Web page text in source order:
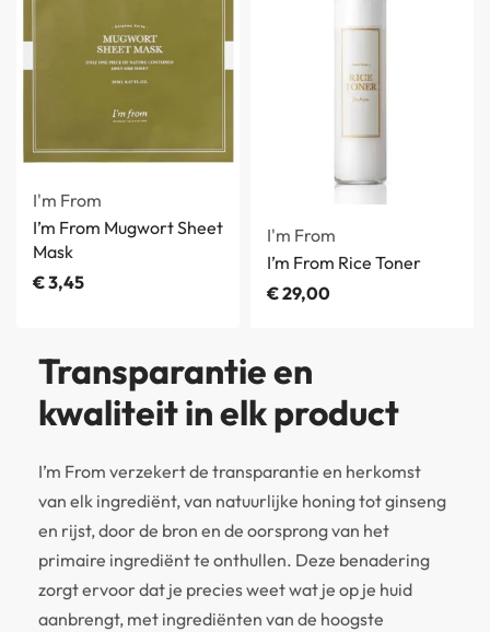
I'm From
I’m From Mugwort Sheet
Mask
€3,45
I'm From
I’m From Rice Toner
€29,00
Transparantie en
kwaliteit in elk product
I’m From verzekert de transparantie en herkomst
van elk ingrediënt, van natuurlijke honing tot ginseng
en rijst, door de bron en de oorsprong van het
primaire ingrediënt te onthullen. Deze benadering
zorgt ervoor dat je precies weet wat je op je huid
aanbrengt, met ingrediënten van de hoogste